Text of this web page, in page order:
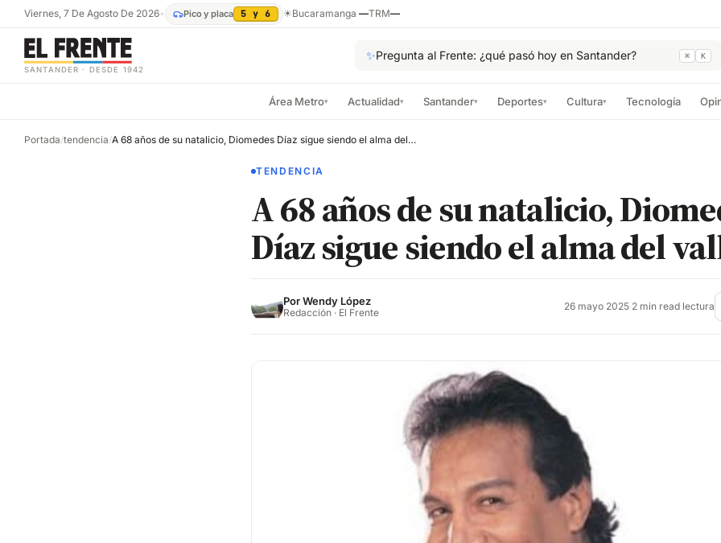
Viernes, 7 De Agosto De 2026• Pico y placa 5 y 6 ☀Bucaramanga —TRM—
SANTANDER · DESDE 1942
✨Pregunta al Frente: ¿qué pasó hoy en Santander? ⌘ K
Área Metro▾ Actualidad▾ Santander▾ Deportes▾ Cultura▾ Tecnología
Portada/tendencia/ A 68 años de su natalicio, Diomedes Díaz sigue siendo el alma del vallenato
TENDENCIA
A 68 años de su natalicio,
Díaz sigue siendo el alma del
PorWendy López
Redacción · El Frente 26 mayo 2025·2 min read lectura